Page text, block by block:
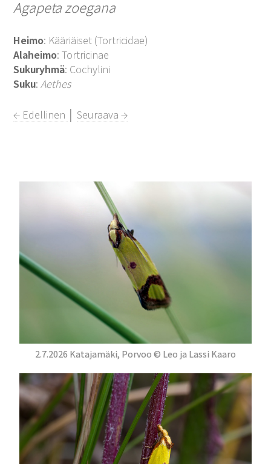
Agapeta zoegana
Heimo: Kääriäiset (Tortricidae)
Alaheimo: Tortricinae
Sukuryhmä: Cochylini
Suku:Aethes
← Edellinen │Seuraava →
2.7.2026 Katajamäki, Porvoo © Leo ja Lassi Kaaro